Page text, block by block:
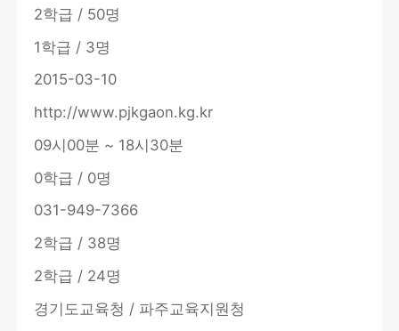
2학급 / 50명
1학급 / 3명
2015-03-10
http://www.pjkgaon.kg.kr
09시00분 ~ 18시30분
0학급 / 0명
031-949-7366
2학급 / 38명
2학급 / 24명
경기도교육청 / 파주교육지원청